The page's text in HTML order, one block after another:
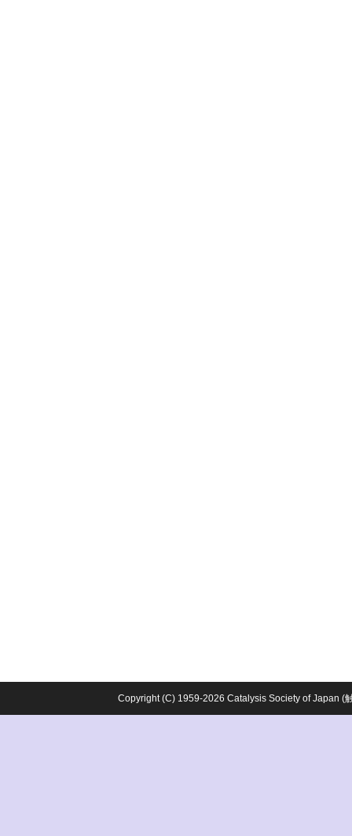
Copyright (C) 1959-2026 Catalysis Society of Japan (